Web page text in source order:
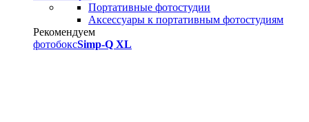
Портативные фотостудии
Аксессуары к портативным фотостудиям
Рекомендуем
фотобоксSimp-Q XL